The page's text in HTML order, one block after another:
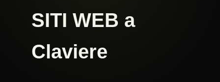
SITI WEB a
Claviere